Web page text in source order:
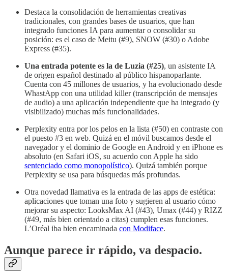
Destaca la consolidación de herramientas creativas
tradicionales, con grandes bases de usuarios, que han
integrado funciones IA para aumentar o consolidar su
posición: es el caso de Meitu (#9), SNOW (#30) o Adobe
Express (#35).
Una entrada potente es la de Luzia (#25), un asistente IA
de origen español destinado al público hispanoparlante.
Cuenta con 45 millones de usuarios, y ha evolucionado desde
WhastApp con una utilidad killer (transcripción de mensajes
de audio) a una aplicación independiente que ha integrado (y
visibilizado) muchas más funcionalidades.
Perplexity entra por los pelos en la lista (#50) en contraste con
el puesto #3 en web. Quizá en el móvil buscamos desde el
navegador y el dominio de Google en Android y en iPhone es
absoluto (en Safari iOS, su acuerdo con Apple ha sido
sentenciado como monopolístico). Quizá también porque
Perplexity se usa para búsquedas más profundas.
Otra novedad llamativa es la entrada de las apps de estética:
aplicaciones que toman una foto y sugieren al usuario cómo
mejorar su aspecto: LooksMax AI (#43), Umax (#44) y RIZZ
(#49, más bien orientado a citas) cumplen esas funciones.
L’Oréal iba bien encaminada con Modiface.
Aunque parece ir rápido, va despacio.